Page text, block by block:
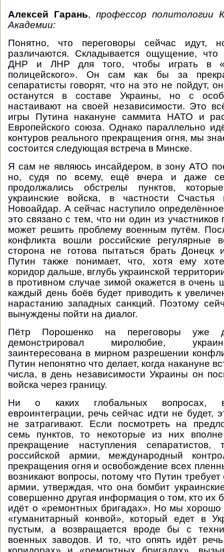
Алексей Гарань, профессор политологии
Академии:
Понятно, что переговоры сейчас идут,
различаются. Складывается ощущение, что
ДНР и ЛНР для того, чтобы играть в
полицейского». Он сам как бы за
сепаратисты говорят, что на это не пойдут,
останутся в составе Украины, но с
настаивают на своей независимости. Это
игры Путина накануне саммита НАТО и
Европейского союза. Однако параллельно
контуров реального прекращения огня, мы
состоится следующая встреча в Минске.
Я сам не являюсь инсайдером, в зону АТО
но, судя по всему, ещё вчера и даже
продолжались обстрелы пунктов,
украинские войска, в частности
Новоайдар. А сейчас наступило
это связано с тем, что ни один из участников
может решить проблему военным путём.
конфликта вошли российские регулярные
сторона не готова пытаться брать Донецк
Путин также понимает, что, хотя ему
коридор дальше, вглубь украинской
в противном случае зимой окажется в очень
каждый день боёв будет приводить к
нарастанию западных санкций. Поэтому
вынуждены пойти на диалог.
Пётр Порошенко на переговоры уже
демонстрировал миролюбие,
заинтересована в мирном разрешении
Путин непонятно что делает, когда накануне
числа, в день независимости Украины он
войска через границу.
Ни о каких глобальных вопросах,
евроинтеграции, речь сейчас идти не будет,
не затрагивают. Если посмотреть на
семь пунктов, то некоторые из них
прекращение наступления
российской армии, международный
прекращения огня и освобождение всех
возникают вопросы, потому что Путин требует
армии, утверждая, что она бомбит
совершенно другая информация о том, кто их
идёт о «ремонтных бригадах». Но мы хорошо
«гуманитарный конвой», который едет в
пустым, а возвращается вроде бы с
военных заводов. И то, что опять идёт